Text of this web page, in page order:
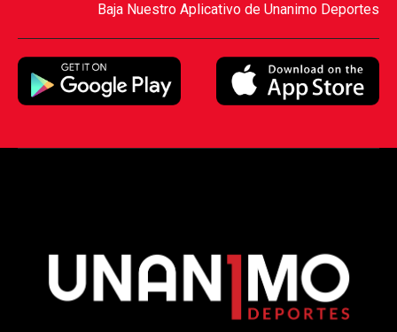
Baja Nuestro Aplicativo de Unanimo Deportes